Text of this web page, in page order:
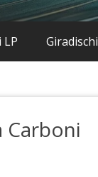
Giradischi
Carboni